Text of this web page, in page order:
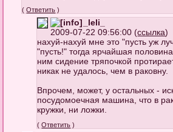
(Ответить )
_leli_
2009-07-22 09:56:00 (ссылка)
нахуй-нахуй мне это "пусть уж
"пусть!" тогда ярчайшая
ним сидение тряпочкой
никак не удалось, чем в раковну.
Впрочем, может, у остальных -
посудомоечная машина, что в
кружки, ни ложки.
(Ответить )